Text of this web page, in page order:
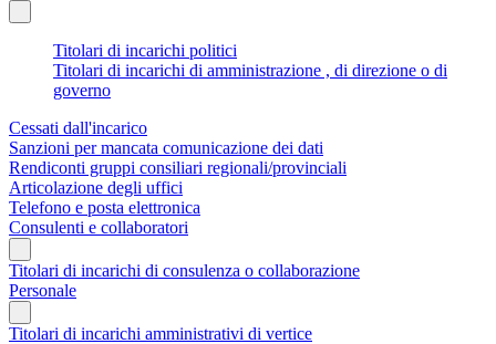
Titolari di incarichi politici
Titolari di incarichi di amministrazione , di direzione o di
governo
Cessati dall'incarico
Sanzioni per mancata comunicazione dei dati
Rendiconti gruppi consiliari regionali/provinciali
Articolazione degli uffici
Telefono e posta elettronica
Consulenti e collaboratori
Titolari di incarichi di consulenza o collaborazione
Personale
Titolari di incarichi amministrativi di vertice